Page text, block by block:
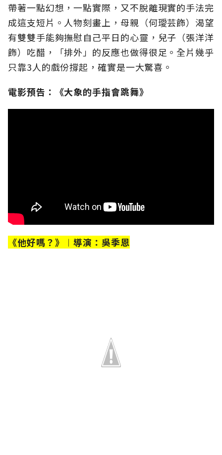
帶著一點幻想，一點實際，又不脫離現實的手法完
成這支短片。人物刻畫上，母親（何璦芸飾）渴望
有雙雙手能夠撫慰自己平日的心靈，兒子（張洋洋
飾）吃醋，「排外」的反應也做得很足。全片幾乎
只靠3人的戲份撐起，確實是一大驚喜。
電影預告：《大象的手指會跳舞》
《他好嗎？》︱導演：吳季恩